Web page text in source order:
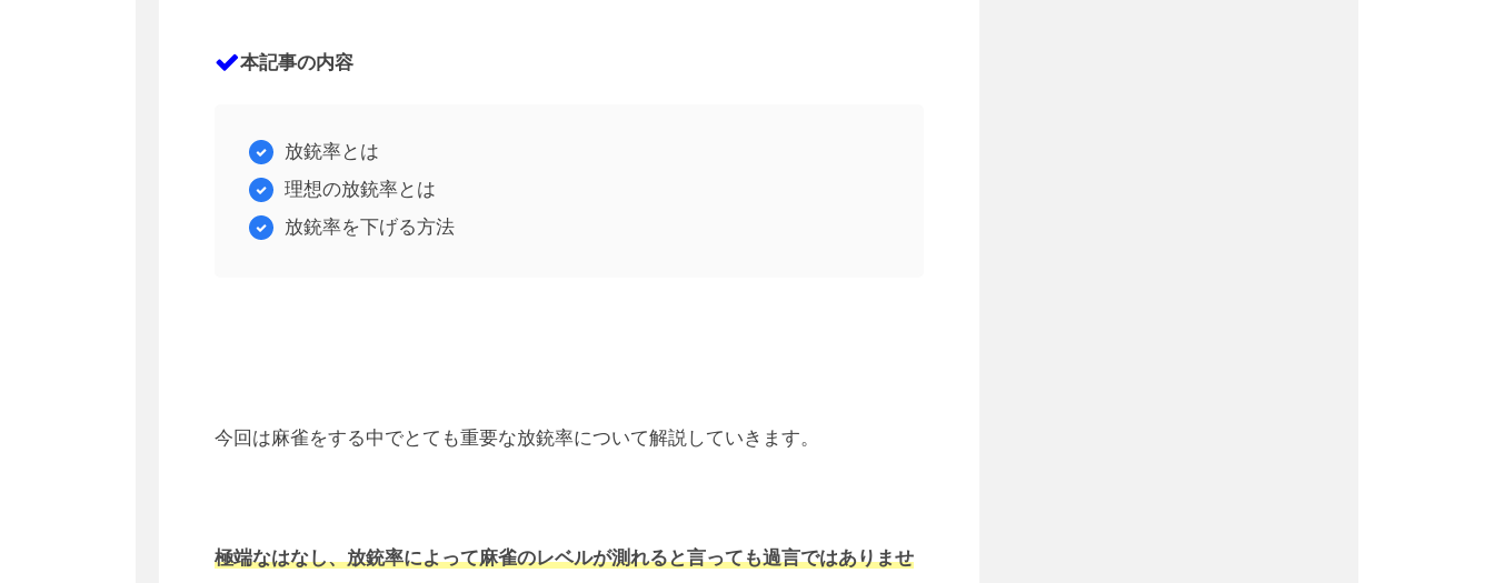
本記事の内容
放銃率とは
理想の放銃率とは
放銃率を下げる方法
今回は麻雀をする中でとても重要な放銃率について解説していきます。
極端なはなし、放銃率によって麻雀のレベルが測れると言っても過言ではありませ